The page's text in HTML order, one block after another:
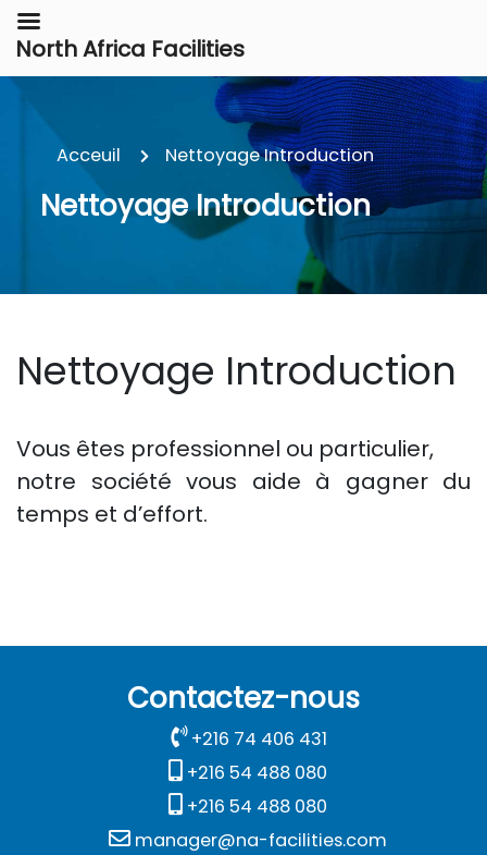
Acceuil Nettoyage Introduction
Nettoyage Introduction
Nettoyage Introduction
Vous êtes professionnel ou particulier,
notre société vous aide à gagner du
temps et d’effort.
Contactez-nous
+216 74 406 431
+216 54 488 080
+216 54 488 080
manager@na-facilities.com
North Africa Facilities